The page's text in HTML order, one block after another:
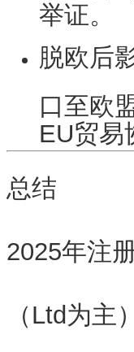
举证。
脱欧后
口至欧
EU贸易
总结
2025年注
（Ltd为主）